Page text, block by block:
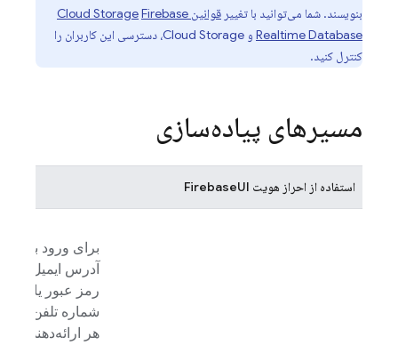
بنویسند. شما می‌توانید با تغییر قوانین Cloud Storage Firebase
Realtime Database
و Cloud Storage، دسترسی این کاربران را
کنترل کنید.
مسیرهای پیاده‌سازی
استفاده از احراز هویت FirebaseUI
برای ورود با
آدرس ایمیل و
رمز عبور یا
شماره تلفن و
هر ارائه‌دهنده